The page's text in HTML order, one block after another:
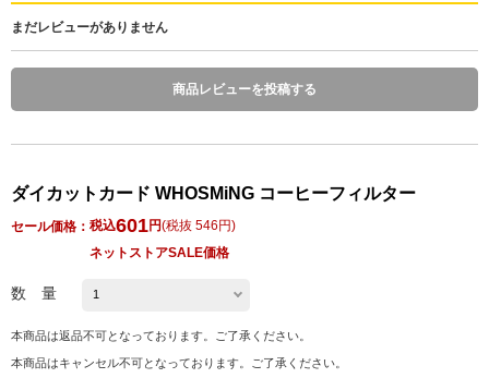
まだレビューがありません
商品レビューを投稿する
ダイカットカード WHOSMiNG コーヒーフィルター
セール価格： 税込601円(税抜 546円)
ネットストアSALE価格
数 量
本商品は返品不可となっております。ご了承ください。
本商品はキャンセル不可となっております。ご了承ください。